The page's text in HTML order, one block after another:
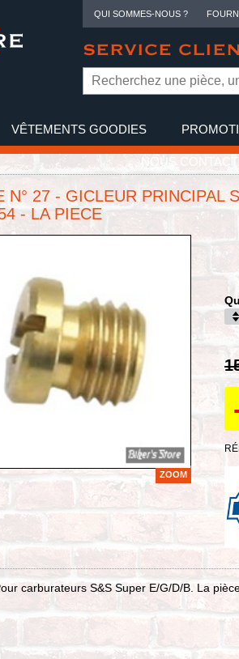
QUI SOMMES-NOUS ?
SERVICE
VÊTEMENTS GOODIES
NOUS
N° 27 - GICLEUR PRINCIPAL
- LA PIECE
ZOOM
carburateurs S&S Super E/G/D/B. La